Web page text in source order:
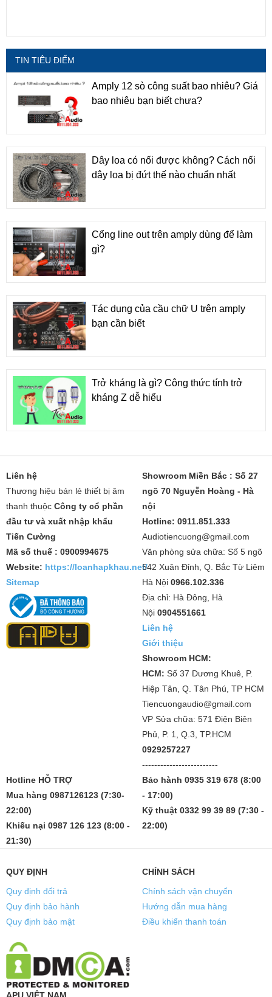
TIN TIÊU ĐIỂM
Amply 12 sò công suất bao nhiêu? Giá
bao nhiêu bạn biết chưa?
Dây loa có nối được không? Cách nối
dây loa bị đứt thế nào chuẩn nhất
Cổng line out trên amply dùng để làm
gì?
Tác dụng của cầu chữ U trên amply
bạn cần biết
Trở kháng là gì? Công thức tính trở
kháng Z dễ hiểu
Liên hệ
Thương hiệu bán lẻ thiết bị âm
thanh thuộc Công ty cổ phần
đầu tư và xuất nhập khẩu
Tiến Cường
Mã số thuế : 0900994675
Website: https://loanhapkhau.net/
Sitemap
Showroom Miền Bắc : Số 27
ngõ 70 Nguyễn Hoàng - Hà
nội
Hotline: 0911.851.333
Audiotiencuong@gmail.com
Văn phòng sửa chữa: Số 5 ngõ
542 Xuân Đỉnh, Q. Bắc Từ Liêm
Hà Nội 0966.102.336
Địa chỉ: Hà Đông, Hà
Nội 0904551661
Liên hệ
Giới thiệu
Showroom HCM:
HCM: Số 37 Dương Khuê, P.
Hiệp Tân, Q. Tân Phú, TP HCM
Tiencuongaudio@gmail.com
VP Sửa chữa: 571 Điện Biên
Phủ, P. 1, Q.3, TP.HCM
0929257227
-------------------------
Hotline HỖ TRỢ
Mua hàng 0987126123 (7:30-
22:00)
Khiếu nại 0987 126 123 (8:00 -
21:30)
Bảo hành 0935 319 678 (8:00
- 17:00)
Kỹ thuật 0332 99 39 89 (7:30 -
22:00)
QUY ĐỊNH
Quy định đổi trả
Quy định bảo hành
Quy định bảo mật
CHÍNH SÁCH
Chính sách vận chuyển
Hướng dẫn mua hàng
Điều khiển thanh toán